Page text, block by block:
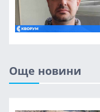
Още новини